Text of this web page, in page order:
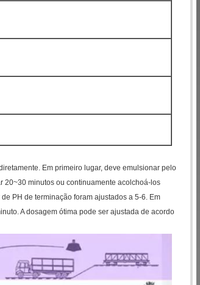
Em primeiro lugar, deve emulsionar pelo
20~30 minutos ou continuamente acolchoá-los
PH de terminação foram ajustados a 5-6. Em
A dosagem ótima pode ser ajustada de acordo